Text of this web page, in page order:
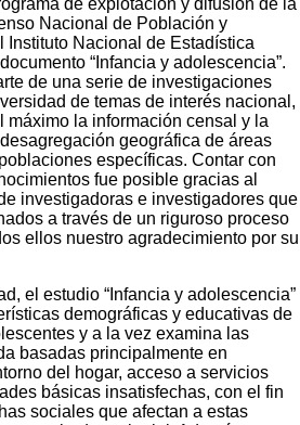
de los hogaresCódigo QR:
de explotación y difusión de la
Nacional de Población y
Instituto Nacional de Estadística
“Infancia y adolescencia”.
de una serie de investigaciones
de temas de interés nacional,
máximo la información censal y la
geográfica de áreas
específicas. Contar con
fue posible gracias al
investigadoras e investigadores que
a través de un riguroso proceso
ellos nuestro agradecimiento por su